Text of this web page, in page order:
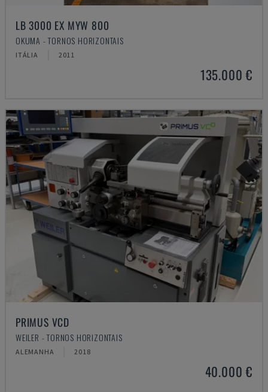
LB 3000 EX MYW 800
OKUMA - TORNOS HORIZONTAIS
ITÁLIA 2011
135.000 €
PRIMUS VCD
WEILER - TORNOS HORIZONTAIS
ALEMANHA 2018
40.000 €